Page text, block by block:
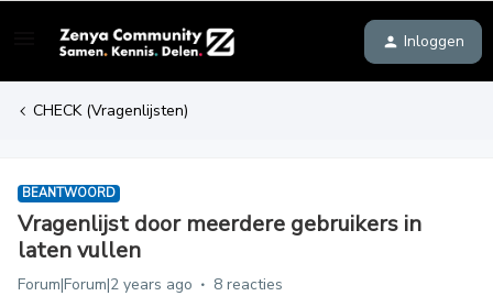
Inloggen
CHECK (Vragenlijsten)
BEANTWOORD
Vragenlijst door meerdere gebruikers in
laten vullen
Forum|Forum|2 years ago 8 reacties